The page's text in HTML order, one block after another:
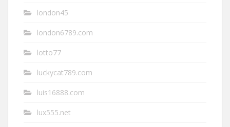
london45
london6789.com
lotto77
luckycat789.com
luis16888.com
lux555.net